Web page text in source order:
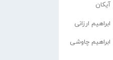
آیکان
ابراهیم ارزانی
ابراهیم چاوشی